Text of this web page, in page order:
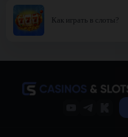
Как играть в слоты?